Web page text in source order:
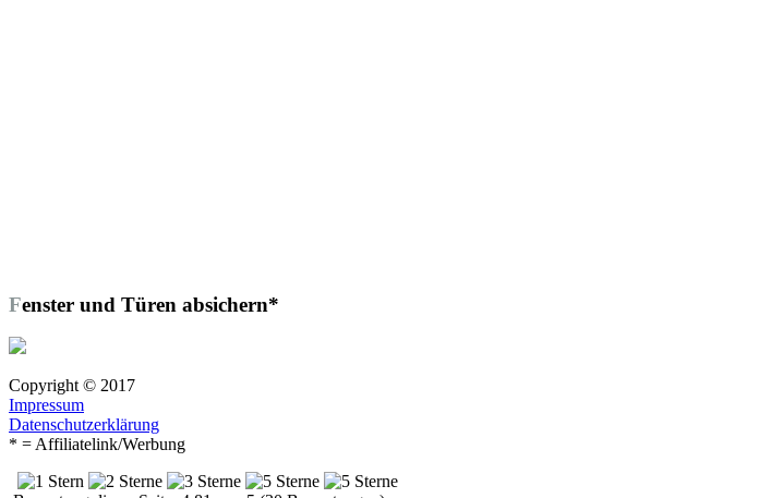
Fenster und Türen absichern*
Copyright © 2017
Impressum
Datenschutzerklärung
* = Affiliatelink/Werbung